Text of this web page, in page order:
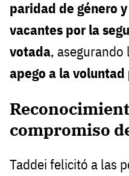
paridad de género
vacantes por la
votada, asegurando
apego a la
compromiso
Taddei felicitó a las